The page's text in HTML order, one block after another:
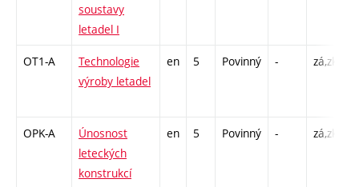
soustavy
letadel I
OT1-A
Technologie
výroby letadel
en 5 Povinný - zá,zk
OPK-A
Únosnost
leteckých
konstrukcí
en 5 Povinný - zá,zk